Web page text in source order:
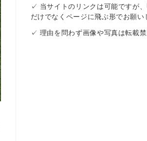
✓ 当サイトのリンクは可能ですが
だけでなくページに飛ぶ形でお願い
✓ 理由を問わず画像や写真は転載禁